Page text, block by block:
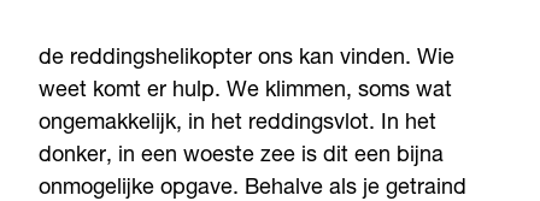
de reddingshelikopter ons kan vinden. Wie
weet komt er hulp. We klimmen, soms wat
ongemakkelijk, in het reddingsvlot. In het
donker, in een woeste zee is dit een bijna
onmogelijke opgave. Behalve als je getraind